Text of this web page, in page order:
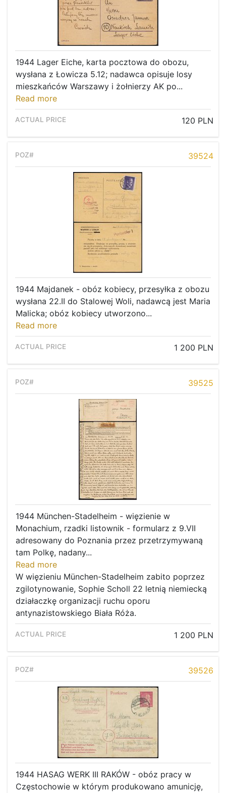
1944 Lager Eiche, karta pocztowa do obozu,
wysłana z Łowicza 5.12; nadawca opisuje losy
mieszkańców Warszawy i żołnierzy AK po...
Read more
120 PLN
39524
1944 Majdanek - obóz kobiecy, przesyłka z obozu
wysłana 22.II do Stalowej Woli, nadawcą jest Maria
Malicka; obóz kobiecy utworzono...
Read more
1 200 PLN
39525
1944 München-Stadelheim - więzienie w
Monachium, rzadki listownik - formularz z 9.VII
adresowany do Poznania przez przetrzymywaną
tam Polkę, nadany...
Read more
W więzieniu München-Stadelheim zabito poprzez
zgilotynowanie, Sophie Scholl 22 letnią niemiecką
działaczkę organizacji ruchu oporu
antynazistowskiego Biała Róża.
1 200 PLN
39526
1944 HASAG WERK III RAKÓW - obóz pracy w
Częstochowie w którym produkowano amunicję,